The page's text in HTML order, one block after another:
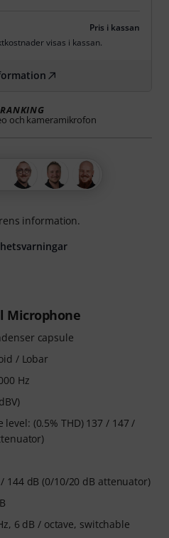
Microphone
capsule
/ Lobar
Hz
(0.5% THD) 137 / 147 /
144 dB (0/10/20 dB attenuator)
6 dB / octave, switchable
Pris i kassan
visas i kassan.
och kameramikrofon
information.